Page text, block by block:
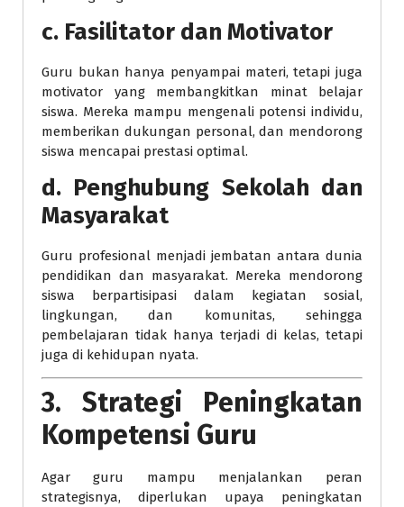
c. Fasilitator dan Motivator
Guru bukan hanya penyampai materi, tetapi juga
motivator yang membangkitkan minat belajar
siswa. Mereka mampu mengenali potensi individu,
memberikan dukungan personal, dan mendorong
siswa mencapai prestasi optimal.
d. Penghubung Sekolah dan
Masyarakat
Guru profesional menjadi jembatan antara dunia
pendidikan dan masyarakat. Mereka mendorong
siswa berpartisipasi dalam kegiatan sosial,
lingkungan, dan komunitas, sehingga
pembelajaran tidak hanya terjadi di kelas, tetapi
juga di kehidupan nyata.
3. Strategi Peningkatan
Kompetensi Guru
Agar guru mampu menjalankan peran
strategisnya, diperlukan upaya peningkatan